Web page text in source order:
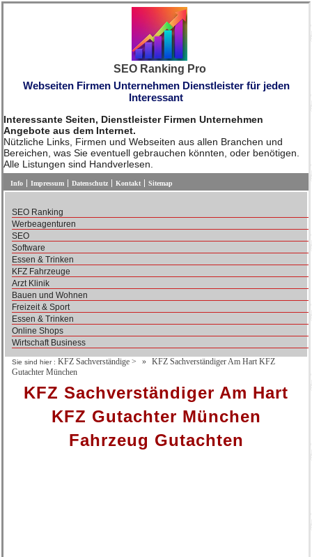
SEO Ranking Pro
Webseiten Firmen Unternehmen Dienstleister für jeden
Interessant
Interessante Seiten, Dienstleister Firmen Unternehmen
Angebote aus dem Internet.
Nützliche Links, Firmen und Webseiten aus allen Branchen und
Bereichen, was Sie eventuell gebrauchen könnten, oder benötigen.
Alle Listungen sind Handverlesen.
Info Impressum Datenschutz Kontakt Sitemap
SEO Ranking
Werbeagenturen
SEO
Software
Essen & Trinken
KFZ Fahrzeuge
Arzt Klinik
Bauen und Wohnen
Freizeit & Sport
Essen & Trinken
Online Shops
Wirtschaft Business
Sie sind hier : KFZ Sachverständige >
KFZ Sachverständiger Am Hart KFZ
Gutachter München
KFZ Sachverständiger Am Hart
KFZ Gutachter München
Fahrzeug Gutachten